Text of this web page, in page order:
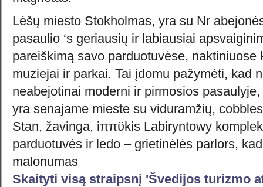
Lėšų miesto Stokholmas, yra su Nr
pasaulio ‘s geriausių ir labiausiai
pareiškimą savo parduotuvėse, naktiniuose
muziejai ir parkai. Tai įdomu pažymėti, kad
neabejotinai moderni ir pirmosios
yra senajame mieste su viduramžių,
Stan, žavinga, iππϋkis Labiryntowy
parduotuvės ir ledo – grietinėlės parlors,
malonumas
Skaityti visą straipsnį 'Švedijos turizmo